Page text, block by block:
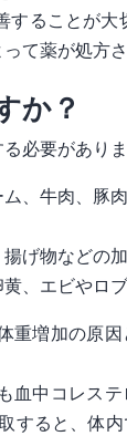
ることが大
て薬が処方
か？
必要がありま
、牛肉、豚
げ物などの
、エビやロ
重増加の原
血中コレス
すると、体